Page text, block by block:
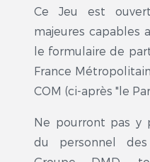
Ce Jeu est
majeures capables
le formulaire de
France
COM (ci-après "le
Ne pourront pas y
du personnel